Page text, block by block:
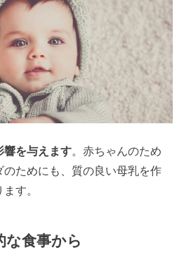
響を与えます。赤ちゃんのため
ためにも、質の良い母乳を作
す。
な食事から